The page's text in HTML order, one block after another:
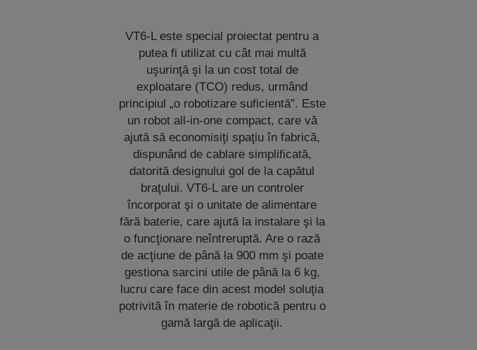
VT6-L este special proiectat pentru a
putea fi utilizat cu cât mai multă
uşurinţă şi la un cost total de
exploatare (TCO) redus, urmând
principiul „o robotizare suficientă”. Este
un robot all-in-one compact, care vă
ajută să economisiţi spaţiu în fabrică,
dispunând de cablare simplificată,
datorită designului gol de la capătul
braţului. VT6-L are un controler
încorporat şi o unitate de alimentare
fără baterie, care ajută la instalare şi la
o funcţionare neîntreruptă. Are o rază
de acţiune de până la 900 mm şi poate
gestiona sarcini utile de până la 6 kg,
lucru care face din acest model soluţia
potrivită în materie de robotică pentru o
gamă largă de aplicaţii.